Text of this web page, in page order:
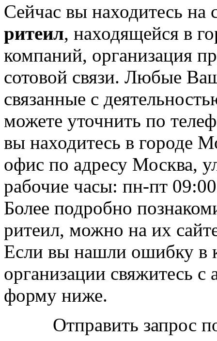
Сейчас вы находитесь на
ритеил, находящейся в
компаний, организация
сотовой связи. Любые
связанные с
можете уточнить по
вы находитесь в городе
офис по адресу Москва,
рабочие часы: пн-пт
Более подробно
ритеил, можно на их
Если вы нашли ошибку в
организации свяжитесь
форму ниже.
Отправить запрос